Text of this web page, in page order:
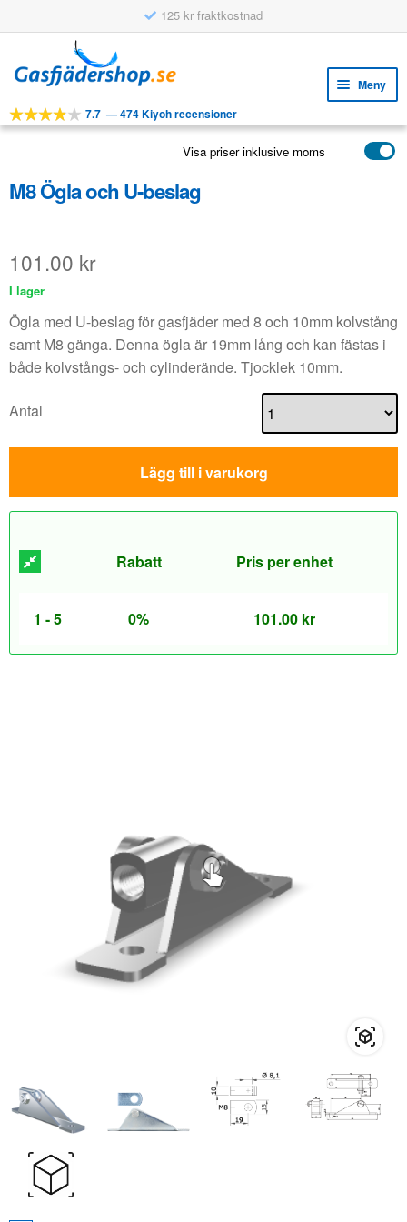
125 kr fraktkostnad
till
navigering
till
innehåll
Meny
VERKTYG
APPLIKATIONER
VANLIGA FRÅGOR
7.7 —474 Kiyoh recensioner
Visa priser inklusive moms
M8 Ögla och U-beslag
101.00 kr
I lager
Ögla med U-beslag för gasfjäder med 8 och 10mm kolvstång
samt M8 gänga. Denna ögla är 19mm lång och kan fästas i
både kolvstångs- och cylinderände. Tjocklek 10mm.
Antal
Lägg till i varukorg
Rabatt Pris per enhet
1 - 5 0% 101.00 kr